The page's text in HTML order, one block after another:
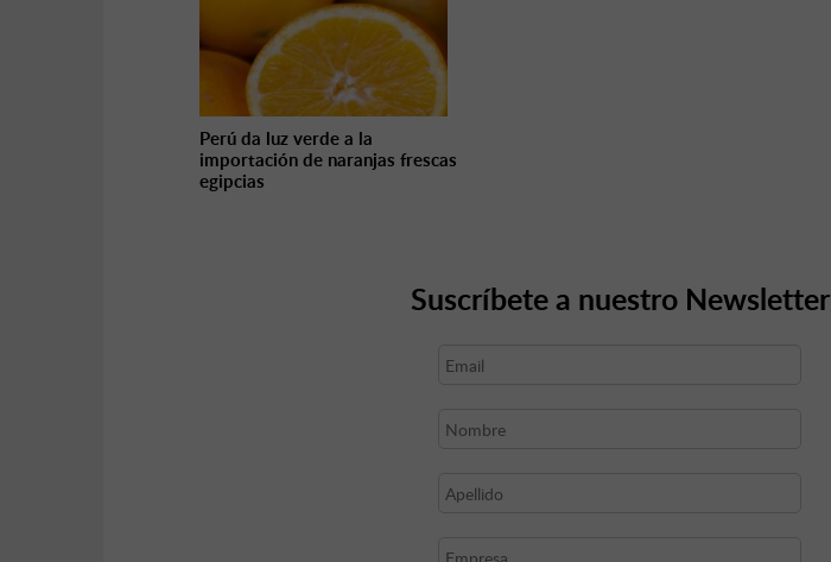
Perú da luz verde a la
importación de naranjas frescas
egipcias
Suscríbete a nuestro Newsletter